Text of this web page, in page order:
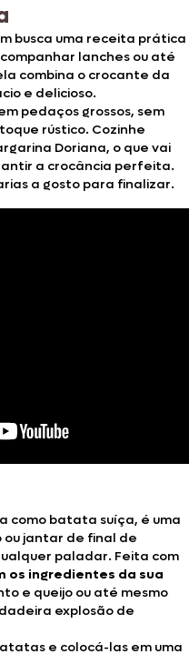
busca uma receita prática
lanches ou até
combina o crocante da
e delicioso.
pedaços grossos, sem
rústico. Cozinhe
Doriana, o que vai
a crocância perfeita.
a gosto para finalizar.
como batata suíça, é uma
jantar de final de
paladar. Feita com
os ingredientes da sua
e queijo ou até mesmo
explosão de
e colocá-las em uma